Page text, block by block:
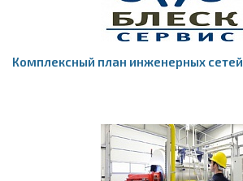
Комплексный план инженерных сетей